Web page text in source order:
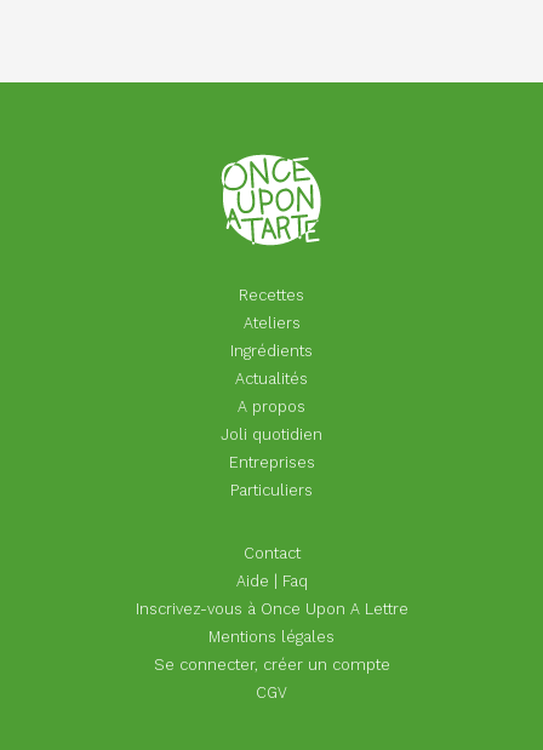
Recettes
Ateliers
Ingrédients
Actualités
A propos
Joli quotidien
Entreprises
Particuliers
Contact
Aide | Faq
Inscrivez-vous à Once Upon A Lettre
Mentions légales
Se connecter, créer un compte
CGV